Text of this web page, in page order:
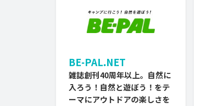
BE-PAL.NET
雑誌創刊40周年以上。自然に
入ろう！自然と遊ぼう！をテ
ーマにアウトドアの楽しさを